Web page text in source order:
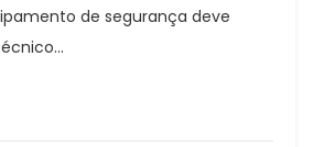
de segurança deve